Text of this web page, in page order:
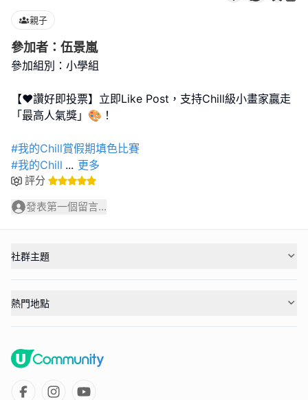
親子
參加者：伍景嵐
參加組別：小學組
【❤️讚好即投票】立即Like Post，支持Chill級小畫家贏走
「最高人氣獎」🎨！
#我的Chill賞假期填色比賽
#我的Chill ... 更多
評分
發表第一個留言...
社群主題
熱門地點